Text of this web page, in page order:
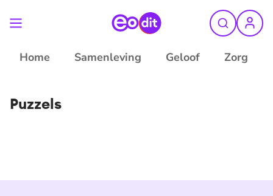
Home Samenleving Geloof Zorg
Puzzels